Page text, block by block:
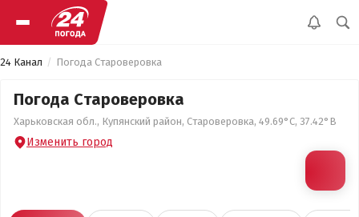
24 Канал Погода Староверовка
Погода Староверовка
Харьковская обл., Купянский район, Староверовка, 49.69°С, 37.42°В
Изменить город